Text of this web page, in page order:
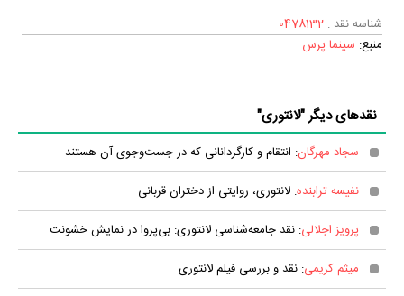
شناسه نقد : 0478132
منبع: سینما پرس
نقدهای دیگر "لانتوری"
سجاد مهرگان: انتقام و کارگردانانی که در جست‌و‌جوی آن هستند
نفیسه ترابنده: لانتوری، روایتی از دختران قربانی
پرویز اجلالی: نقد جامعه‌شناسی لانتوری: بی‌پروا در نمایش خشونت
میثم کریمی: نقد و بررسی فیلم لانتوری